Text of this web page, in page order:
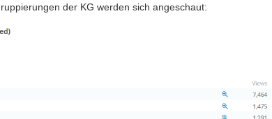
der KG werden sich angeschaut: